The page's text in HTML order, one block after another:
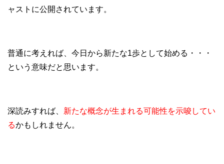
ャストに公開されています。
普通に考えれば、今日から新たな1歩として始める・・・
という意味だと思います。
深読みすれば、 新たな概念が生まれる可能性を示唆してい
るかもしれません。